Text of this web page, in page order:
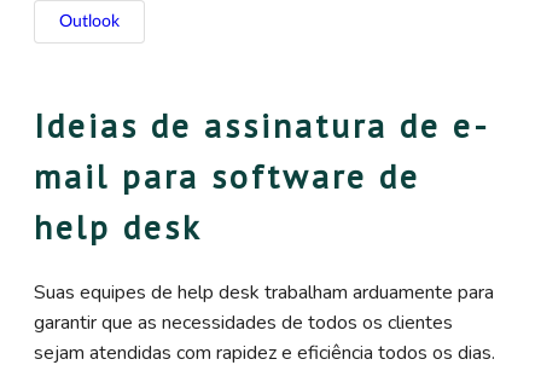
Outlook
Ideias de assinatura de e-
mail para software de
help desk
Suas equipes de help desk trabalham arduamente para
garantir que as necessidades de todos os clientes
sejam atendidas com rapidez e eficiência todos os dias.